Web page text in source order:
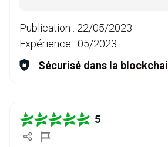
Publication : 22/05/2023
Expérience : 05/2023
Sécurisé dans la
5